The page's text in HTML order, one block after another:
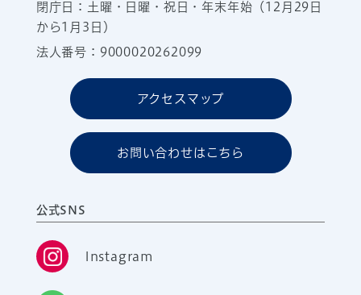
閉庁日：土曜・日曜・祝日・年末年始（12月29日
から1月3日）
法人番号：9000020262099
アクセスマップ
お問い合わせはこちら
公式SNS
Instagram